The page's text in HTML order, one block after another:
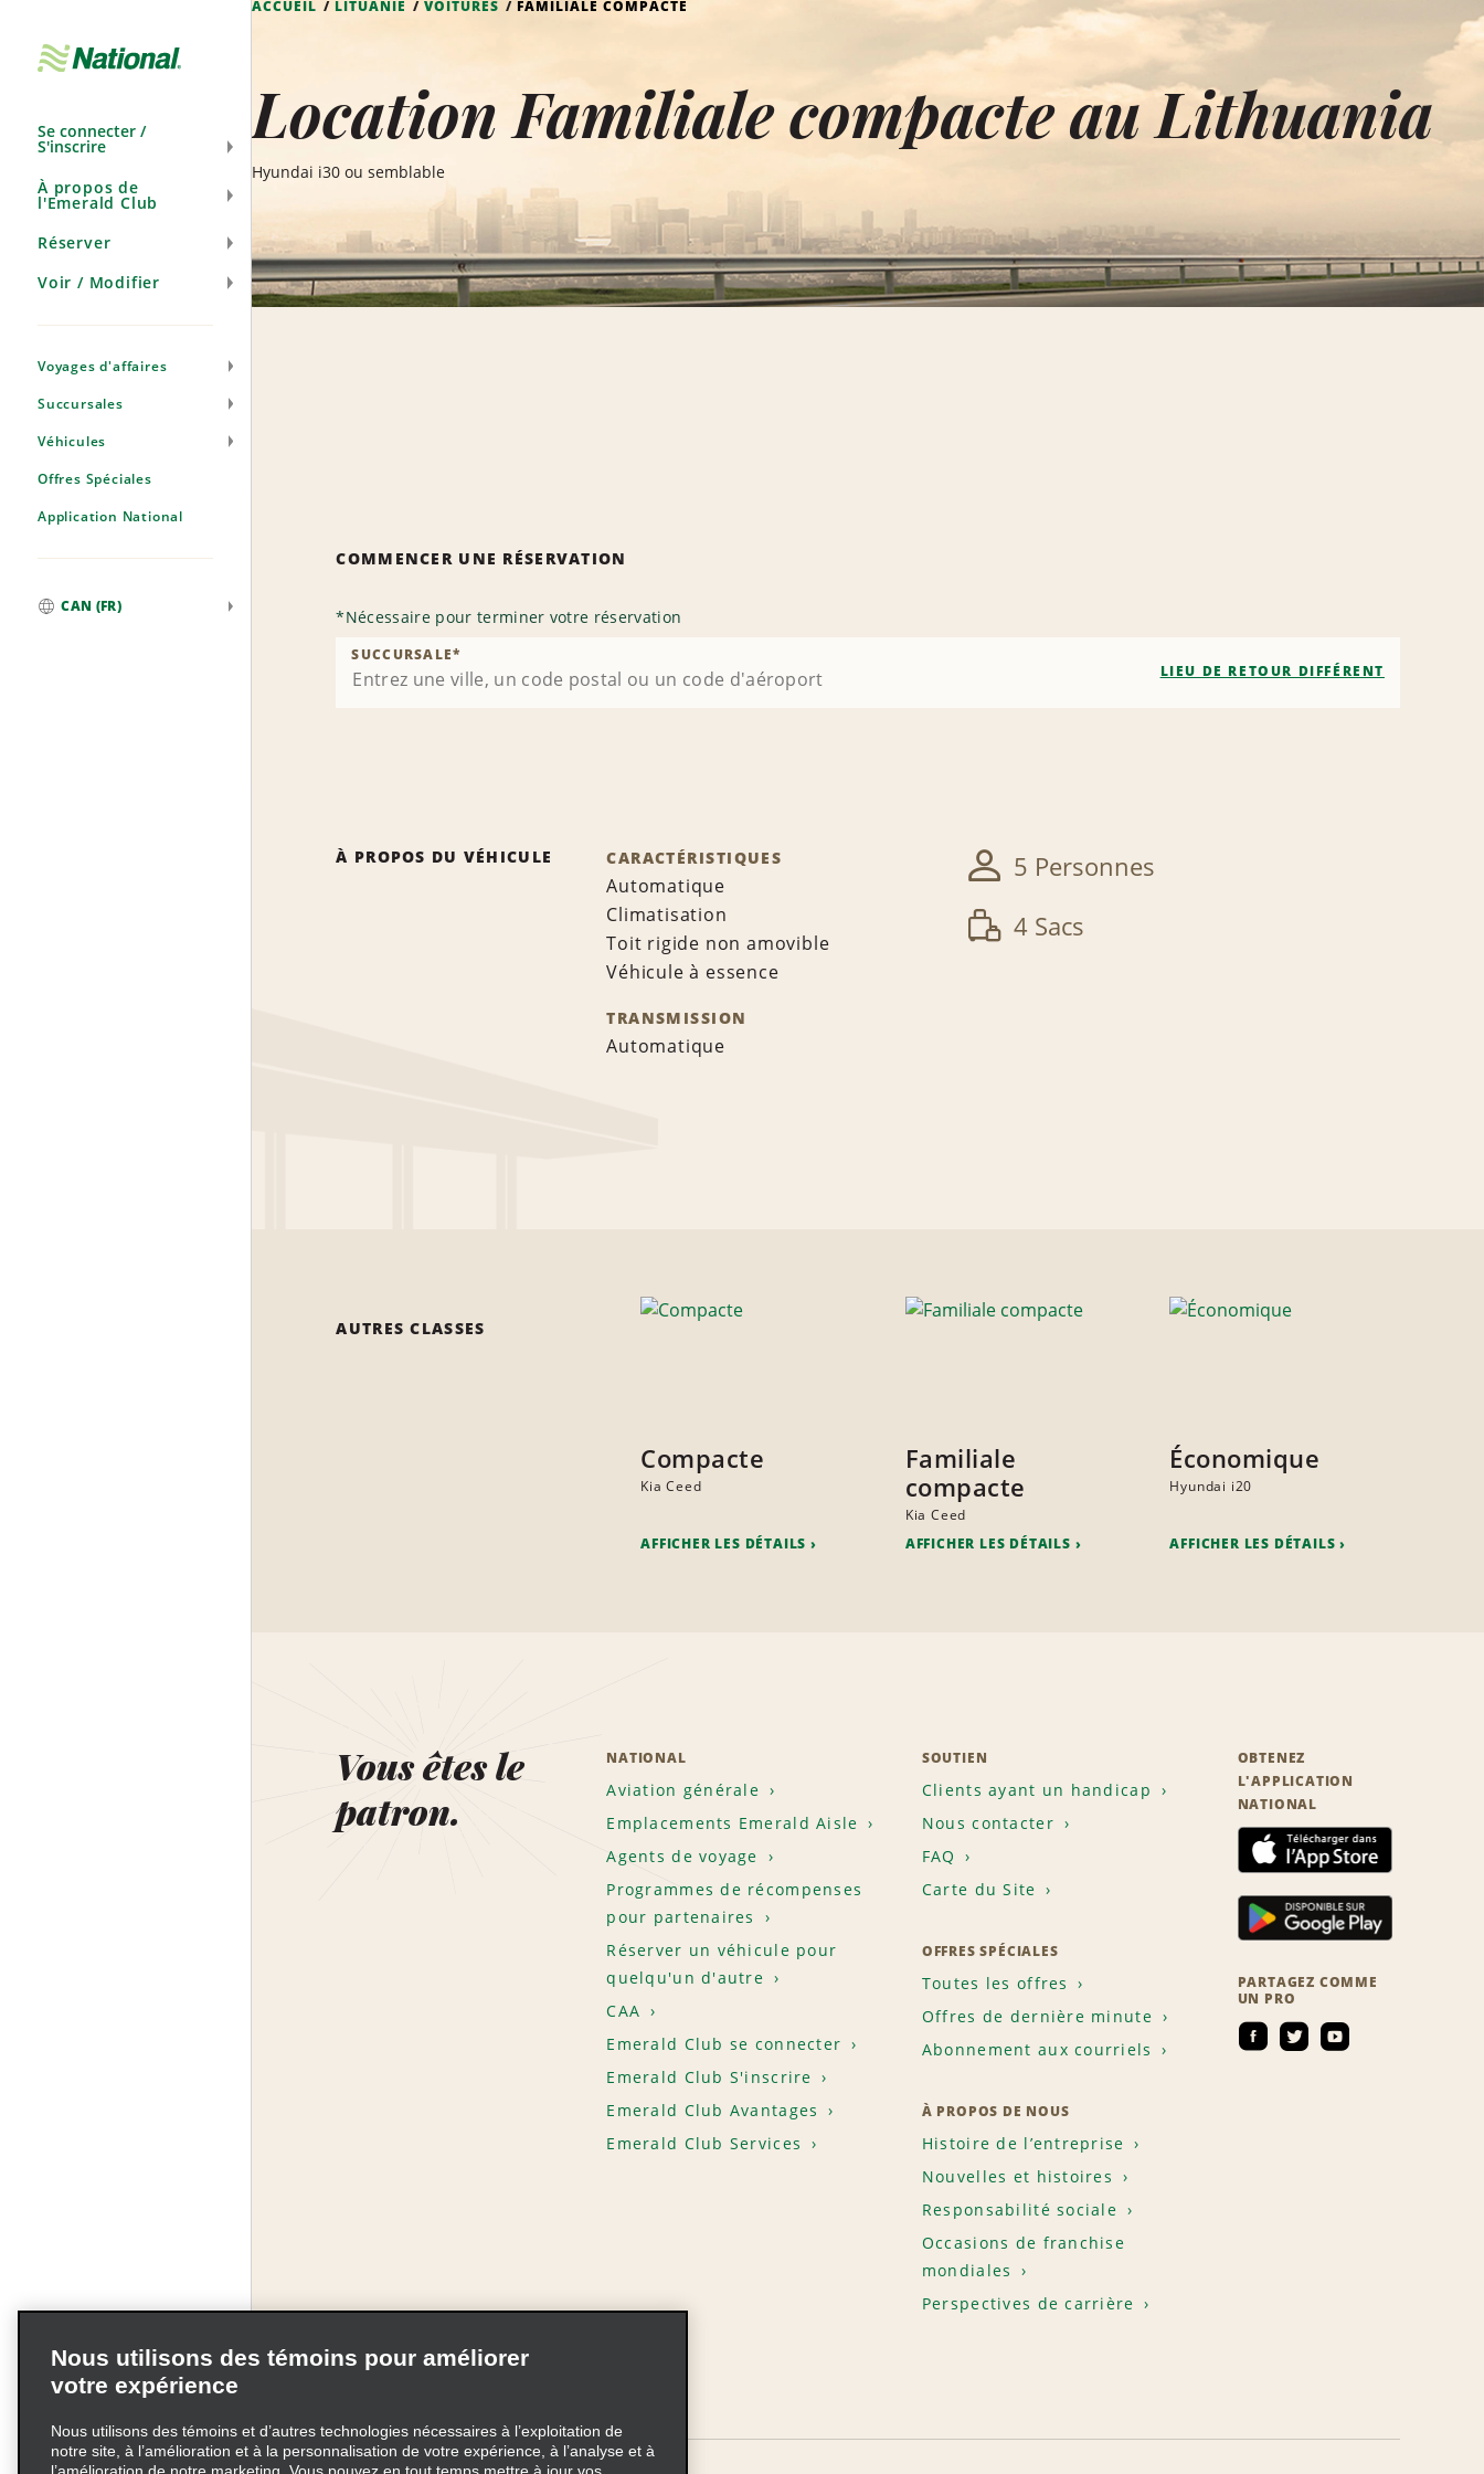
navigation
Se connecter /
S'inscrire
À propos de
l'Emerald Club
Réserver
Voir / Modifier
Voyages d'affaires
Succursales
Véhicules
Offres Spéciales
Application National
CAN (FR)
ACCUEIL LITUANIE VOITURES FAMILIALE COMPACTE
Location Familiale compacte au Lithuania
Hyundai i30 ou semblable
COMMENCER UNE RÉSERVATION
*Nécessaire pour terminer votre réservation
SUCCURSALE*
LIEU DE RETOUR DIFFÉRENT
À PROPOS DU VÉHICULE CARACTÉRISTIQUES
Automatique
Climatisation
Toit rigide non amovible
Véhicule à essence
TRANSMISSION
Automatique
5 Personnes
4 Sacs
AUTRES CLASSES
Compacte
Kia Ceed
AFFICHER LES DÉTAILS
Familiale
compacte
Kia Ceed
AFFICHER LES DÉTAILS
Économique
Hyundai i20
AFFICHER LES DÉTAILS
Vous êtes le
patron.
NATIONAL
Aviation générale
Emplacements Emerald Aisle
Agents de voyage
Programmes de récompenses
pour partenaires
Réserver un véhicule pour
quelqu'un d'autre
CAA
Emerald Club se connecter
Emerald Club S'inscrire
Emerald Club Avantages
Emerald Club Services
SOUTIEN
Clients ayant un handicap
Nous contacter
FAQ
Carte du Site
OFFRES SPÉCIALES
Toutes les offres
Offres de dernière minute
Abonnement aux courriels
À PROPOS DE NOUS
Histoire de l’entreprise
Nouvelles et histoires
Responsabilité sociale
Occasions de franchise
mondiales
Perspectives de carrière
OBTENEZ
L'APPLICATION
NATIONAL
PARTAGEZ COMME
UN PRO
Nous utilisons des témoins pour améliorer
votre expérience
Nous utilisons des témoins et d’autres technologies nécessaires à l’exploitation de
notre site, à l’amélioration et à la personnalisation de votre expérience, à l’analyse et à